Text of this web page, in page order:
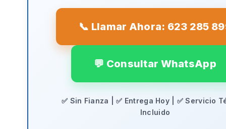
📞 Llamar Ahora: 623 285
💬 Consultar WhatsApp
✅ Sin Fianza | ✅ Entrega Hoy | ✅ Servicio
Incluido